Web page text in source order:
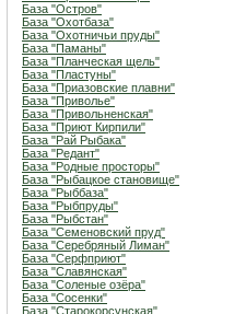
База "Остров"
База "Охотбаза"
База "Охотничьи пруды"
База "Паманы"
База "Планческая щель"
База "Пластуны"
База "Приазовские плавни"
База "Приволье"
База "Привольненская"
База "Приют Кирпили"
База "Рай Рыбака"
База "Редант"
База "Родные просторы"
База "Рыбацкое становище"
База "Рыббаза"
База "Рыбпруды"
База "Рыбстан"
База "Семеновский пруд"
База "Серебряный Лиман"
База "Серфприют"
База "Славянская"
База "Соленые озёра"
База "Сосенки"
База "Старокорсунская"